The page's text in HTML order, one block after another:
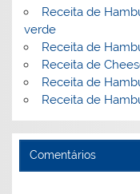
Receita de
verde
Receita de
Receita de
Receita de
Receita de
Comentários